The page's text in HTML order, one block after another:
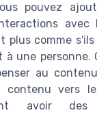
pouvez
avec
plus comme
à une personne.
au
contenu vers
avoir des